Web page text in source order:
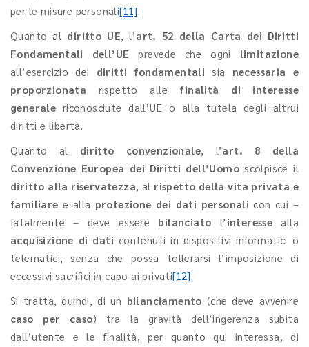
per le misure personali[11].
Quanto al diritto UE, l’art. 52 della Carta dei Diritti
Fondamentali dell’UE prevede che ogni limitazione
all’esercizio dei diritti fondamentali sia necessaria e
proporzionata rispetto alle finalità di interesse
generale riconosciute dall’UE o alla tutela degli altrui
diritti e libertà.
Quanto al diritto convenzionale, l’art. 8
della
Convenzione Europea dei Diritti dell’Uomo scolpisce il
diritto alla riservatezza, al rispetto della vita privata e
familiare e alla protezione dei dati personali con cui –
fatalmente – deve essere bilanciato l’ interesse alla
acquisizione di dati contenuti in dispositivi informatici o
telematici, senza che possa tollerarsi l’imposizione di
eccessivi sacrifici in capo ai privati[12].
Si tratta, quindi, di un bilanciamento (che deve avvenire
caso per caso) tra la gravità dell’ingerenza subita
dall’utente e le finalità, per quanto qui interessa, di